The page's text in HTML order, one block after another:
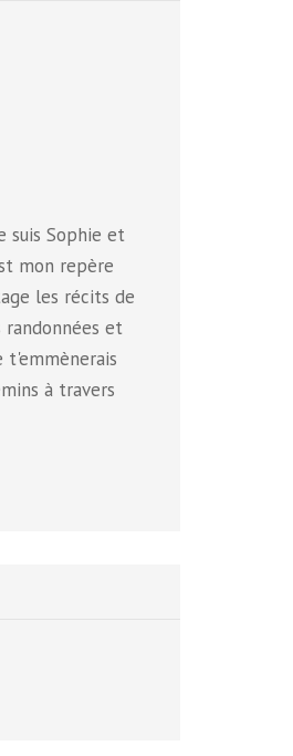
suis Sophie et
mon repère
les récits de
randonnées et
t'emmènerais
à travers